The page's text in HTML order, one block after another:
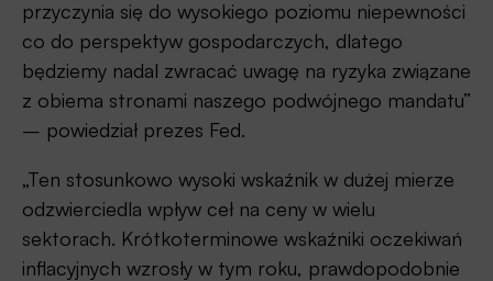
przyczynia się do wysokiego poziomu niepewności
co do perspektyw gospodarczych, dlatego
będziemy nadal zwracać uwagę na ryzyka związane
z obiema stronami naszego podwójnego mandatu”
– powiedział prezes Fed.
„Ten stosunkowo wysoki wskaźnik w dużej mierze
odzwierciedla wpływ ceł na ceny w wielu
sektorach. Krótkoterminowe wskaźniki oczekiwań
inflacyjnych wzrosły w tym roku, prawdopodobnie